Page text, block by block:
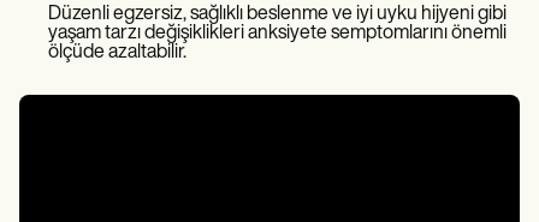
Düzenli egzersiz, sağlıklı beslenme ve iyi uyku hijyeni gibi
yaşam tarzı değişiklikleri anksiyete semptomlarını önemli
ölçüde azaltabilir.